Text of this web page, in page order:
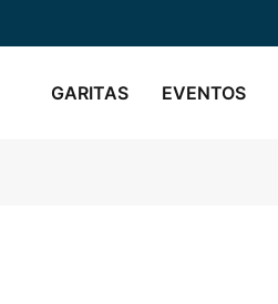
GARITAS EVENTOS